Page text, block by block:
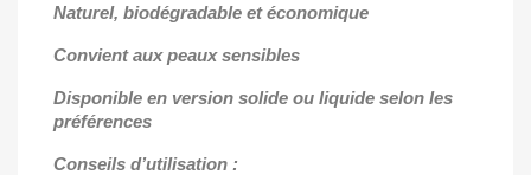
Naturel, biodégradable et économique
Convient aux peaux sensibles
Disponible en version solide ou liquide selon les
préférences
Conseils d’utilisation :